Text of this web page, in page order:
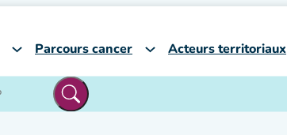
Parcours cancer Acteurs territoriaux